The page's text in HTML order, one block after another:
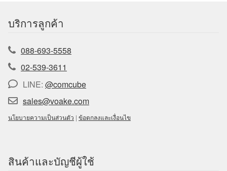
บริการลูกค้า
088-693-5558
02-539-3611
LINE: @comcube
sales@voake.com
นโยบายความเป็นส่วนตัว | ข้อตกลงและเงื่อนไข
สินค้าและบัญชีผู้ใช้